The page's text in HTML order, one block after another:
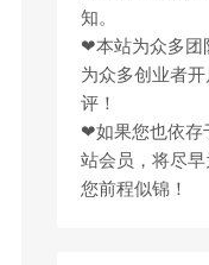
知。
❤本站为众多团
为众多创业者
评！
❤如果您也依存
站会员，将尽
您前程似锦！